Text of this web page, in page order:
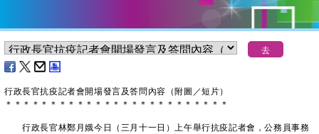
​行政長官抗疫記者會開場發言及答問內容（附圖／短片）
＊ ＊ ＊ ＊ ＊ ＊ ＊ ＊ ＊ ＊ ＊ ＊ ＊ ＊ ＊ ＊ ＊ ＊ ＊ ＊ ＊ ＊ ＊ ＊ ＊
行政長官林鄭月娥今日（三月十一日）上午舉行抗疫記者會，公務員事務